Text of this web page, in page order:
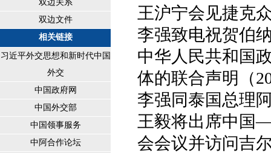
双边关系
双边文件
相关链接
习近平外交思想和新时代中国
外交
中国政府网
中国外交部
中国领事服务
中阿合作论坛
王沪宁会见捷克
李强致电祝贺伯
中华人民共和国
体的联合声明（
李强同泰国总理
王毅将出席中国
会会议并访问吉